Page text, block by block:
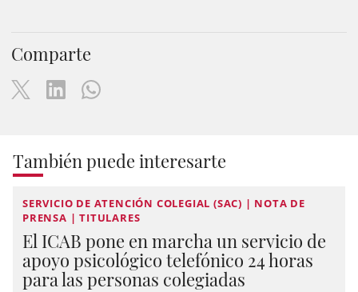
Comparte
También puede interesarte
SERVICIO DE ATENCIÓN COLEGIAL (SAC) | NOTA DE
PRENSA | TITULARES
El ICAB pone en marcha un servicio de
apoyo psicológico telefónico 24 horas
para las personas colegiadas